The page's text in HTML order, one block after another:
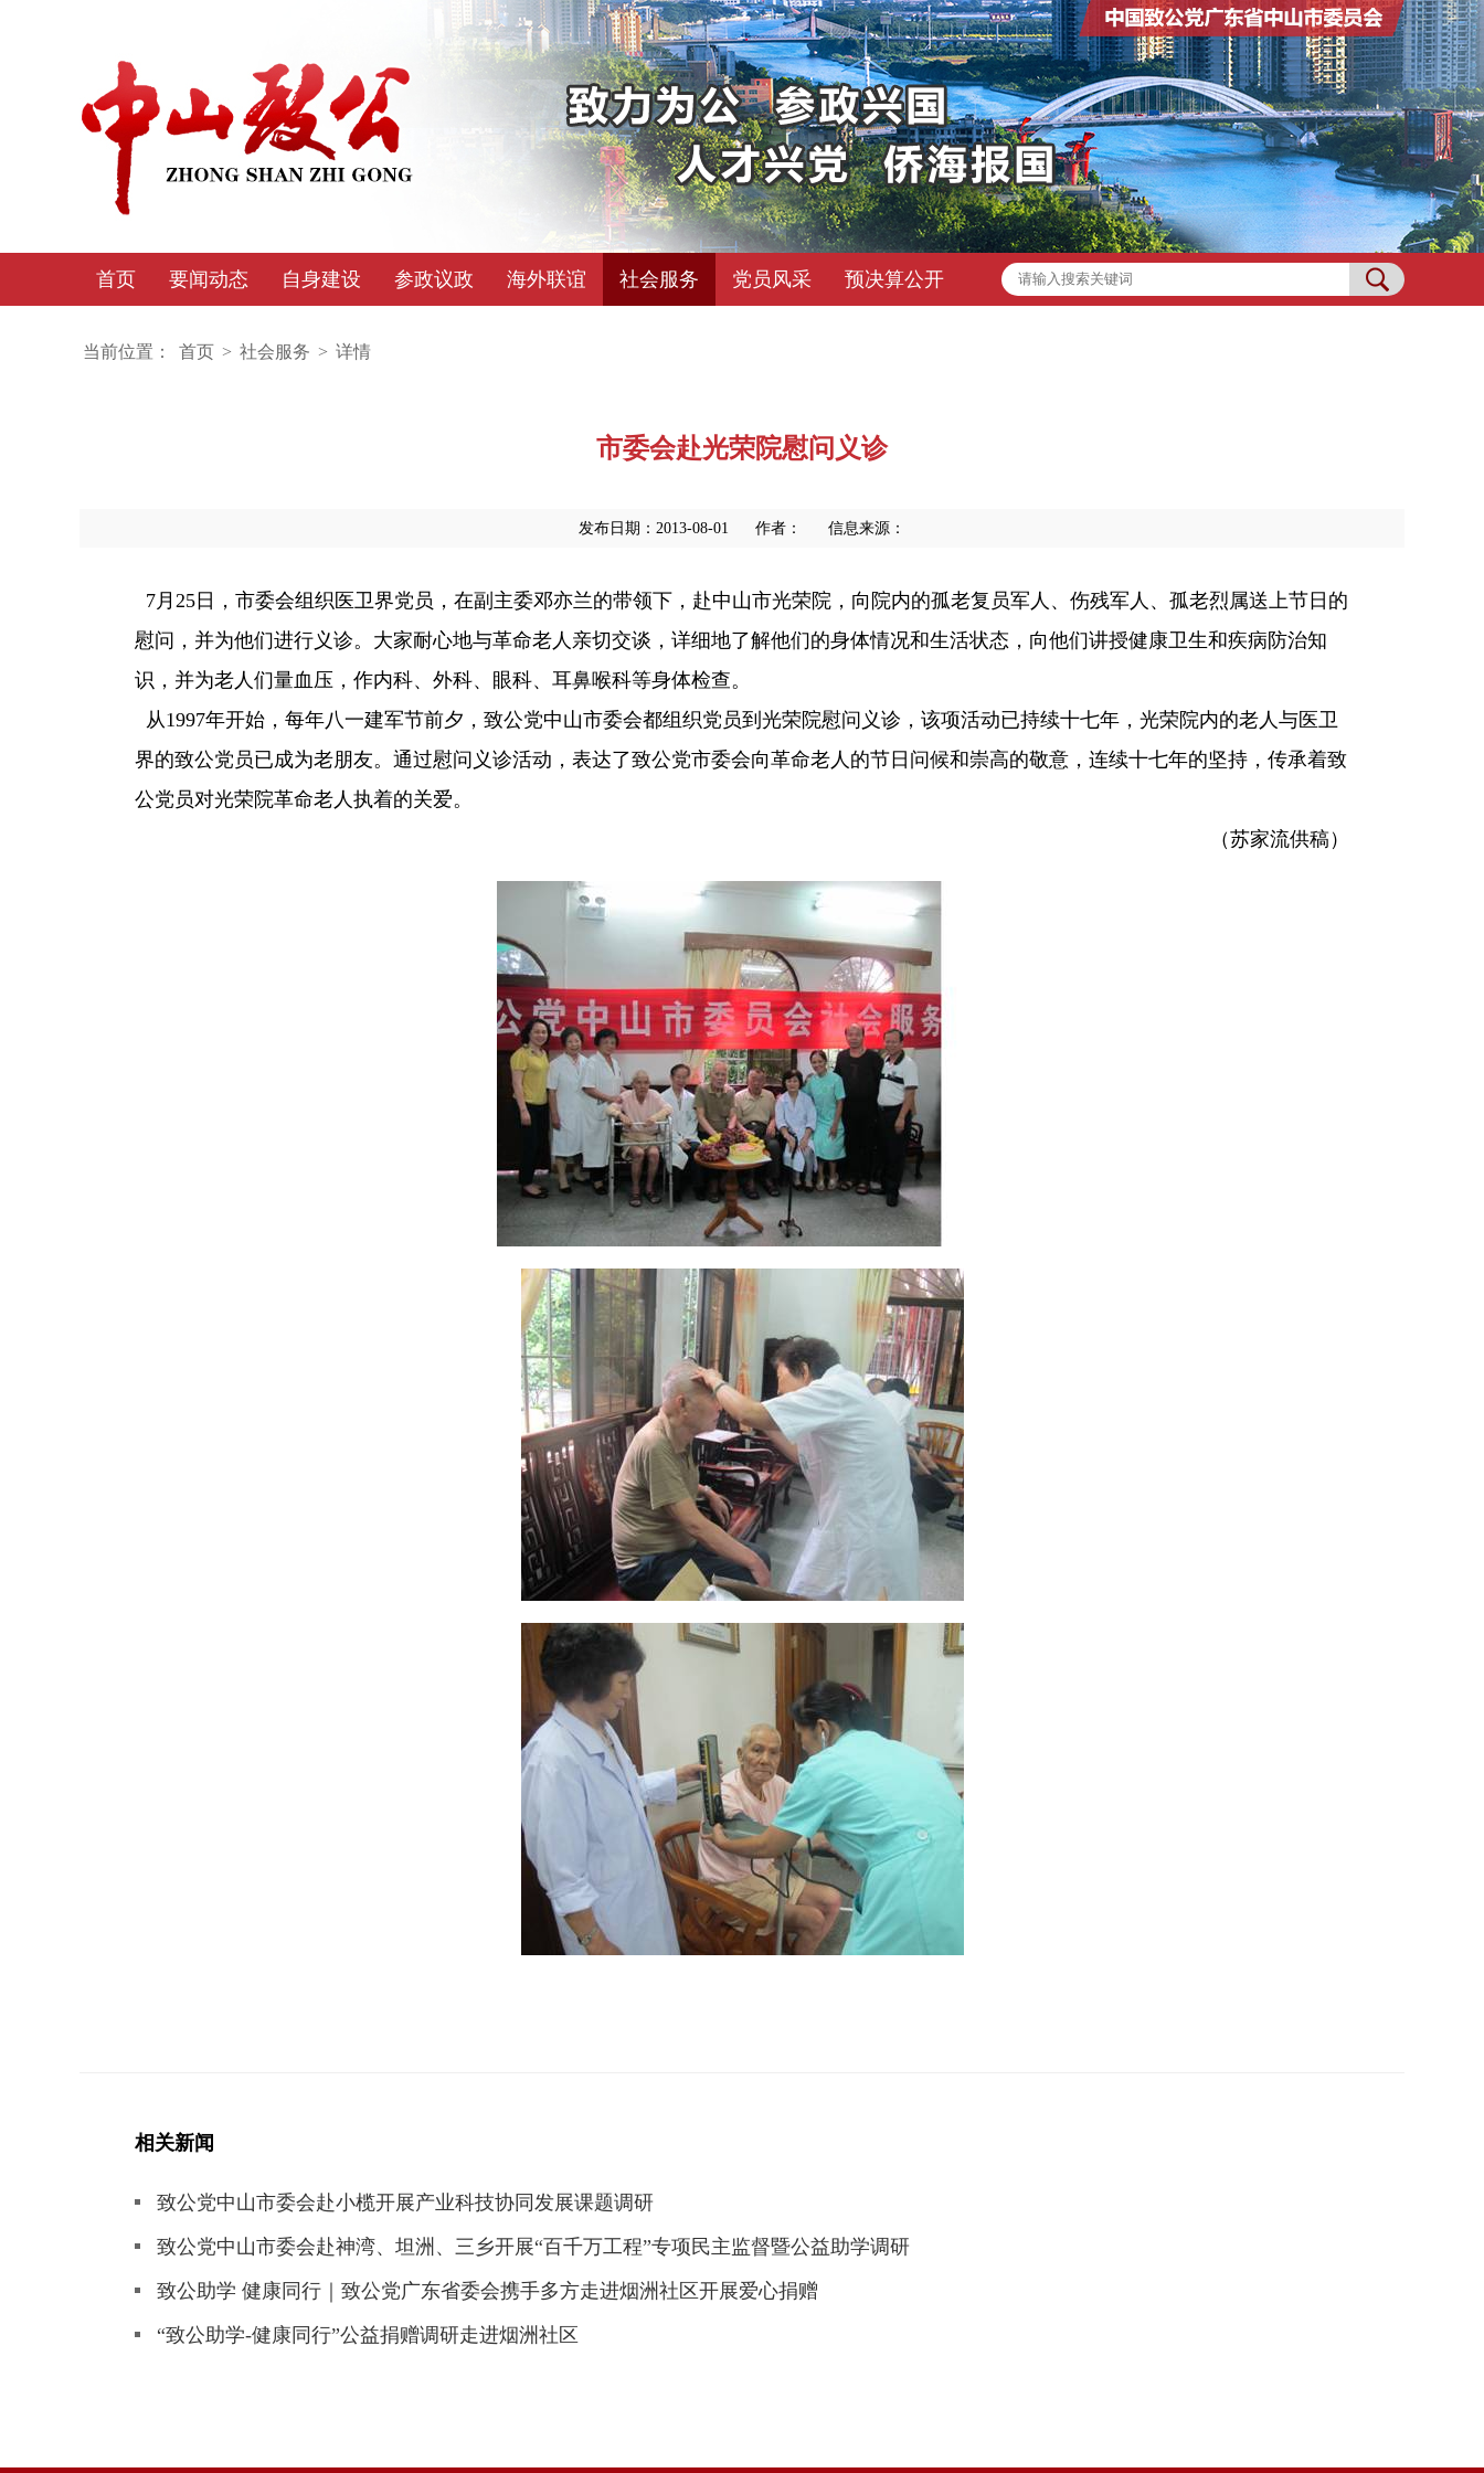
首页 要闻动态 自身建设 参政议政 海外联谊 社会服务 党员风采 预决算公开
当前位置： 首页 > 社会服务 > 详情
市委会赴光荣院慰问义诊
发布日期：2013-08-01 作者： 信息来源：
7月25日，市委会组织医卫界党员，在副主委邓亦兰的带领下，赴中山市光荣院，向院内的孤老复员军人、伤残军人、孤老烈属送上节日的
慰问，并为他们进行义诊。大家耐心地与革命老人亲切交谈，详细地了解他们的身体情况和生活状态，向他们讲授健康卫生和疾病防治知
识，并为老人们量血压，作内科、外科、眼科、耳鼻喉科等身体检查。
从1997年开始，每年八一建军节前夕，致公党中山市委会都组织党员到光荣院慰问义诊，该项活动已持续十七年，光荣院内的老人与医卫
界的致公党员已成为老朋友。通过慰问义诊活动，表达了致公党市委会向革命老人的节日问候和崇高的敬意，连续十七年的坚持，传承着致
公党员对光荣院革命老人执着的关爱。
（苏家流供稿）
相关新闻
致公党中山市委会赴小榄开展产业科技协同发展课题调研
致公党中山市委会赴神湾、坦洲、三乡开展“百千万工程”专项民主监督暨公益助学调研
致公助学 健康同行｜致公党广东省委会携手多方走进烟洲社区开展爱心捐赠
“致公助学-健康同行”公益捐赠调研走进烟洲社区